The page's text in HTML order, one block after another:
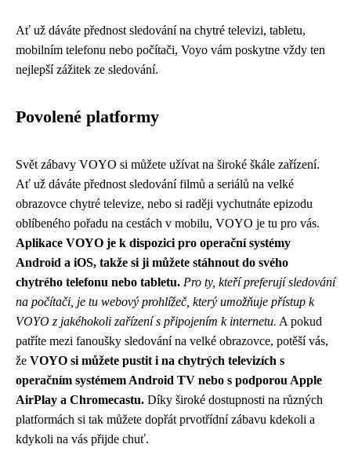
Ať už dáváte přednost sledování na chytré televizi, tabletu,
mobilním telefonu nebo počítači, Voyo vám poskytne vždy ten
nejlepší zážitek ze sledování.
Povolené platformy
Svět zábavy VOYO si můžete užívat na široké škále zařízení.
Ať už dáváte přednost sledování filmů a seriálů na velké
obrazovce chytré televize, nebo si raději vychutnáte epizodu
oblíbeného pořadu na cestách v mobilu, VOYO je tu pro vás.
Aplikace VOYO je k dispozici pro operační systémy
Android a iOS, takže si ji můžete stáhnout do svého
chytrého telefonu nebo tabletu. Pro ty, kteří preferují sledování
na počítači, je tu webový prohlížeč, který umožňuje přístup k
VOYO z jakéhokoli zařízení s připojením k internetu. A pokud
patříte mezi fanoušky sledování na velké obrazovce, potěší vás,
že VOYO si můžete pustit i na chytrých televizích s
operačním systémem Android TV nebo s podporou Apple
AirPlay a Chromecastu. Díky široké dostupnosti na různých
platformách si tak můžete dopřát prvotřídní zábavu kdekoli a
kdykoli na vás přijde chuť.